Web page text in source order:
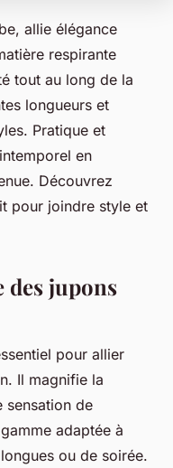
allie élégance
respirante
tout au long de la
longueurs et
Pratique et
en
Découvrez
pour joindre style et
des jupons
pour allier
Il magnifie la
sensation de
adaptée à
ou de soirée.